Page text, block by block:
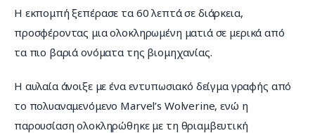
Η εκπομπή ξεπέρασε τα 60 λεπτά σε διάρκεια,
προσφέροντας μια ολοκληρωμένη ματιά σε μερικά από
τα πιο βαριά ονόματα της βιομηχανίας.
Η αυλαία άνοιξε με ένα εντυπωσιακό δείγμα γραφής από
το πολυαναμενόμενο Marvel’s Wolverine, ενώ η
παρουσίαση ολοκληρώθηκε με τη θριαμβευτική